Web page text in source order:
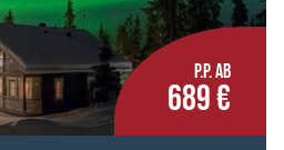
P.P. AB
689 €